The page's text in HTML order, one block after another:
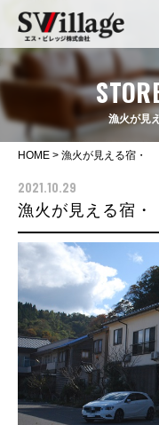
漁火が見
HOME > 漁火が見える宿
2021.10.29
漁火が見える宿